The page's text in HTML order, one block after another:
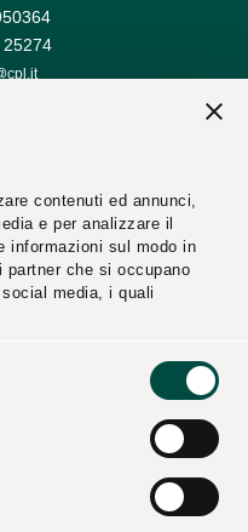
contenuti ed annunci,
e per analizzare il
informazioni sul modo in
che si occupano
media, i quali
25274